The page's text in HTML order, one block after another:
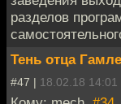
разделов
Тень отца
#47 | 18.02.18 14:01